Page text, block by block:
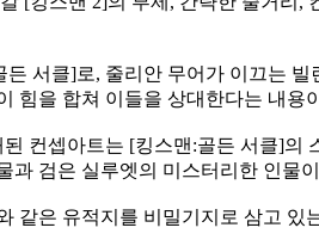
서클]로, 줄리안 무어가 이끄는
힘을 합쳐 이들을 상대한다는 내용
컨셉아트는 [킹스맨:골든 서클]의
과 검은 실루엣의 미스터리한 인물
같은 유적지를 비밀기지로 삼고